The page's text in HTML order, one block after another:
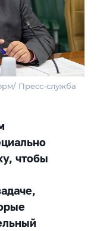
Пресс-служба
чтобы